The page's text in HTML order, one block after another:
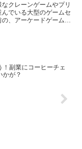
クレーンゲームやプリ
でいる大型のゲームセ
、アーケードゲームの
！副業にコーヒーチェ
かが？